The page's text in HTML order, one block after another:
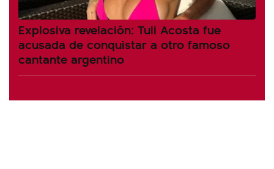
Explosiva revelación: Tuli Acosta fue
acusada de conquistar a otro famoso
cantante argentino